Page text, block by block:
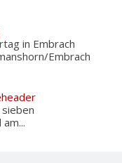
in Embrach
Embrach